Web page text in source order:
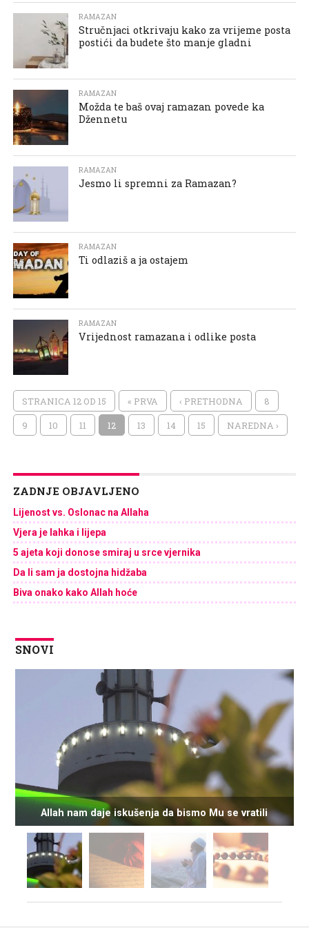
RAMAZAN
Stručnjaci otkrivaju kako za vrijeme posta
postići da budete što manje gladni
RAMAZAN
Možda te baš ovaj ramazan povede ka
Džennetu
RAMAZAN
Jesmo li spremni za Ramazan?
RAMAZAN
Ti odlaziš a ja ostajem
RAMAZAN
Vrijednost ramazana i odlike posta
STRANICA 12 OD 15 « PRVA ‹ PRETHODNA 8
9 10 11 12 13 14 15 NAREDNA ›
ZADNJE OBJAVLJENO
Lijenost vs. Oslonac na Allaha
Vjera je lahka i lijepa
5 ajeta koji donose smiraj u srce vjernika
Da li sam ja dostojna hidžaba
Biva onako kako Allah hoće
SNOVI
Allah nam daje iskušenja da bismo Mu se vratili